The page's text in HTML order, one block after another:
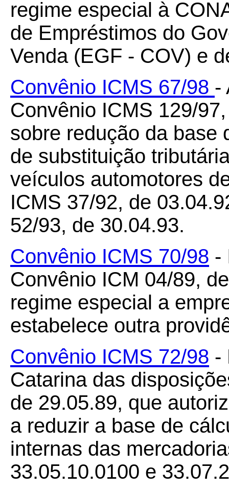
regime especial à
de Empréstimos do
Venda (EGF - COV) e
Convênio ICMS 67/98 -
Convênio ICMS 129/
sobre redução da base
de substituição
veículos automotores
ICMS 37/92, de
52/93, de 30.04.93.
Convênio ICMS 70/98 -
Convênio ICM 04/89,
regime especial a
estabelece outra
Convênio ICMS 72/98 -
Catarina das
de 29.05.89, que
a reduzir a base de
internas das
33.05.10.0100 e